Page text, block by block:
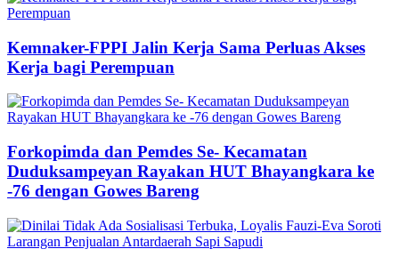
Kemnaker-FPPI Jalin Kerja Sama Perluas Akses
Kerja bagi Perempuan
Forkopimda dan Pemdes Se- Kecamatan
Duduksampeyan Rayakan HUT Bhayangkara ke
-76 dengan Gowes Bareng